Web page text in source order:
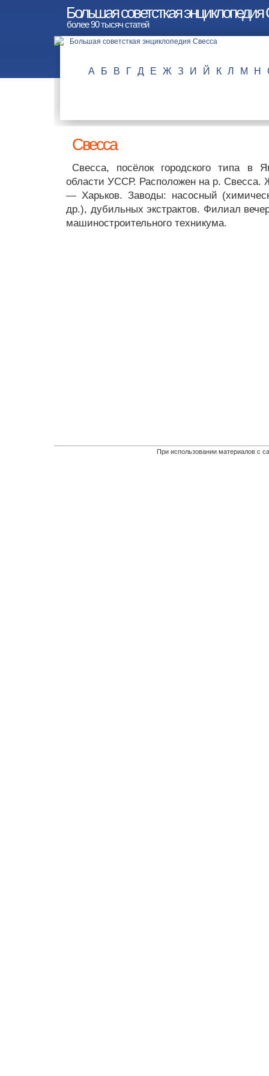
Большая советсткая энциклопедия
более 90 тысяч статей
А Б В Г Д Е Ж З И Й К Л М Н
Свесса
Свесса, посёлок городского типа в
области УССР. Расположен на р.
— Харьков. Заводы: насосный
др.), дубильных экстрактов. Филиал
машиностроительного техникума.
При использовании материалов с